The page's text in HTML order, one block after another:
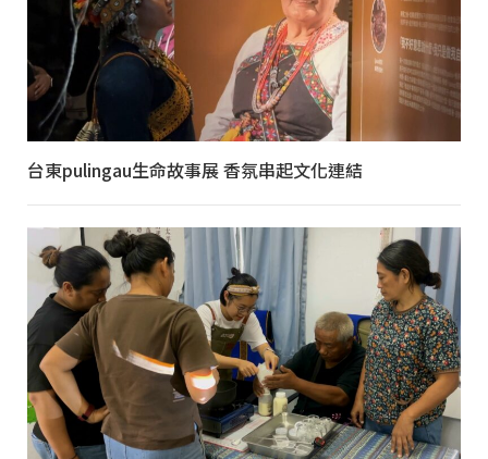
台東pulingau生命故事展 香氛串起文化連結